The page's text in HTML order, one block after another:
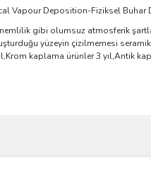
Vapour Deposition-Fiziksel
gibi olumsuz atmosferik
yüzeyin çizilmemesi
kaplama ürünler 3 yıl,Antik